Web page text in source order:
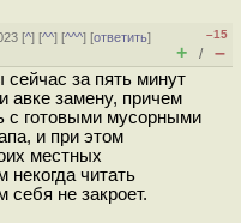
[^] [^^] [^^^] [ответить]
–15
+ / –
за пять минут
авке замену, причем
с готовыми мусорными
и при этом
местных
некогда читать
себя не закроет.